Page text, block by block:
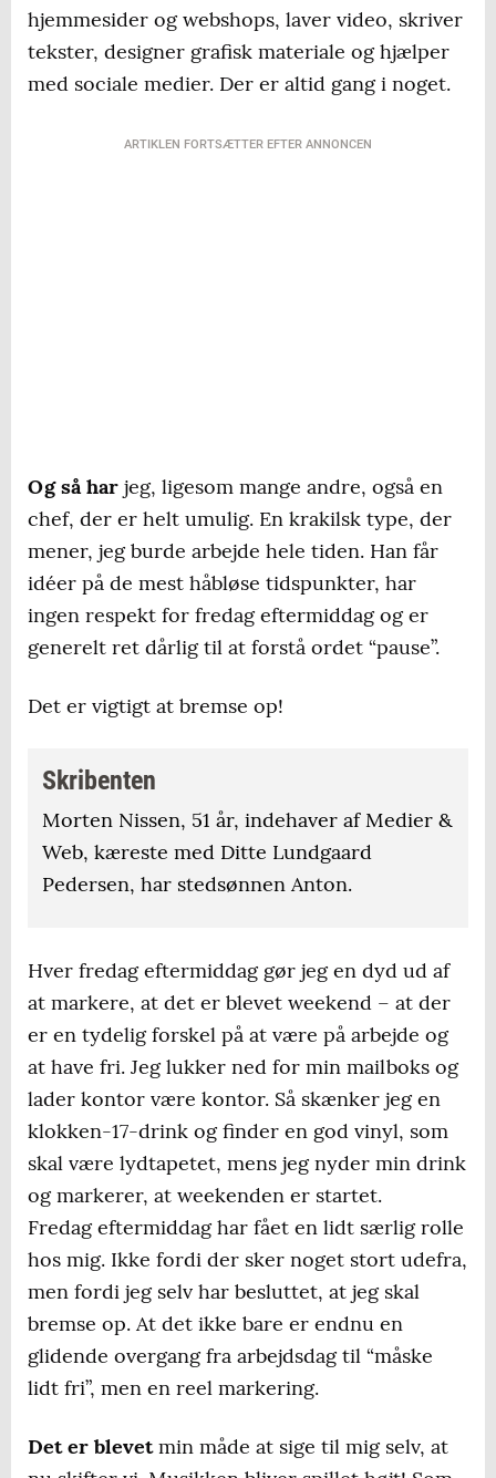
hjemmesider og webshops, laver video, skriver
tekster, designer grafisk materiale og hjælper
med sociale medier. Der er altid gang i noget.
ARTIKLEN FORTSÆTTER EFTER ANNONCEN
Og så har jeg, ligesom mange andre, også en
chef, der er helt umulig. En krakilsk type, der
mener, jeg burde arbejde hele tiden. Han får
idéer på de mest håbløse tidspunkter, har
ingen respekt for fredag eftermiddag og er
generelt ret dårlig til at forstå ordet “pause”.
Det er vigtigt at bremse op!
Skribenten
Morten Nissen, 51 år, indehaver af Medier &
Web, kæreste med Ditte Lundgaard
Pedersen, har stedsønnen Anton.
Hver fredag eftermiddag gør jeg en dyd ud af
at markere, at det er blevet weekend – at der
er en tydelig forskel på at være på arbejde og
at have fri. Jeg lukker ned for min mailboks og
lader kontor være kontor. Så skænker jeg en
klokken-17-drink og finder en god vinyl, som
skal være lydtapetet, mens jeg nyder min drink
og markerer, at weekenden er startet.
Fredag eftermiddag har fået en lidt særlig rolle
hos mig. Ikke fordi der sker noget stort udefra,
men fordi jeg selv har besluttet, at jeg skal
bremse op. At det ikke bare er endnu en
glidende overgang fra arbejdsdag til “måske
lidt fri”, men en reel markering.
Det er blevetmin måde at sige til mig selv, at